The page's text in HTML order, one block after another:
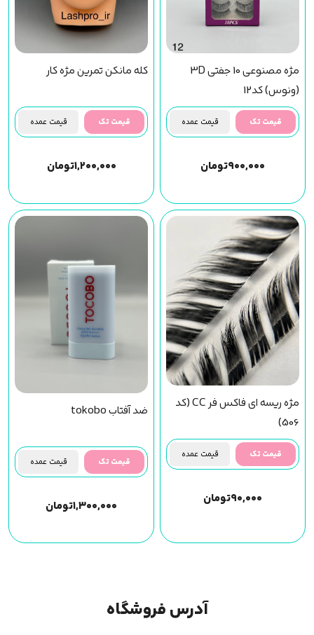
مژه مصنوعی 10 جفتی 3D
(ونوس) کد12
قیمت تک قیمت عمده
۹۰۰,۰۰۰تومان
کله مانکن تمرین مژه کار
قیمت تک قیمت عمده
۱,۲۰۰,۰۰۰تومان
مژه ریسه ای فاکس فر CC (کد
506)
قیمت تک قیمت عمده
۹۰,۰۰۰تومان
ضد آفتاب tokobo
قیمت تک قیمت عمده
۱,۳۰۰,۰۰۰تومان
آدرس فروشگاه